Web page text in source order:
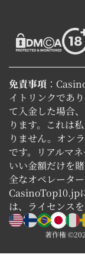
免責事項 ：
イトリンクであ
て入金した場合
ります。これは
りません。オン
です。リアルマ
いい金額だけを
全なオペレータ
CasinoTop10.jp
は、ライセンス
著作権